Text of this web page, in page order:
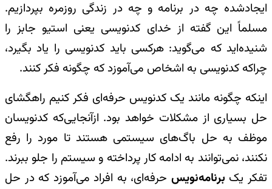
ایجادشده چه در برنامه و چه در زندگی روزمره بپردازیم.
مسلماً این گفته از خدای کد‌نویسی یعنی استیو جابز را
شنیده‌اید که می‌گوید: هرکسی باید کد‌نویسی را یاد بگیرد،
چراکه کد‌نویسی به اشخاص می‌آموزد که چگونه فکر کنند.
اینکه چگونه مانند یک کدنویس حرفه‌ای فکر کنیم راهگشای
حل بسیاری از مشکلات خواهد بود. ازآنجایی‌که کد‌نویسان
موظف به حل باگ‌های سیستمی هستند تا مورد را رفع
نکنند، نمی‌توانند به ادامه کار پرداخته و سیستم را جلو ببرند.
تفکر یک برنامه‌نویس حرفه‌ای، به افراد می‌آموزد که در حل